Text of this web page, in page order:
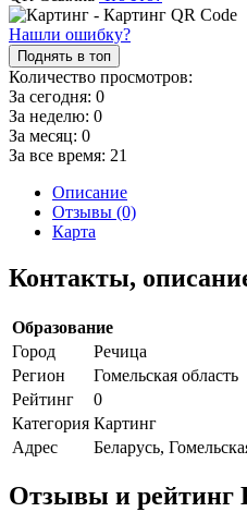
Нашли ошибку?
Поднять в топ
Количество просмотров:
За сегодня: 0
За неделю: 0
За месяц: 0
За все время: 21
Описание
Отзывы (0)
Карта
Контакты,
Образование
Город
Речица
Регион
Гомельская область
Рейтинг
0
Категория Картинг
Адрес
Беларусь,
Отзывы и рейтинг